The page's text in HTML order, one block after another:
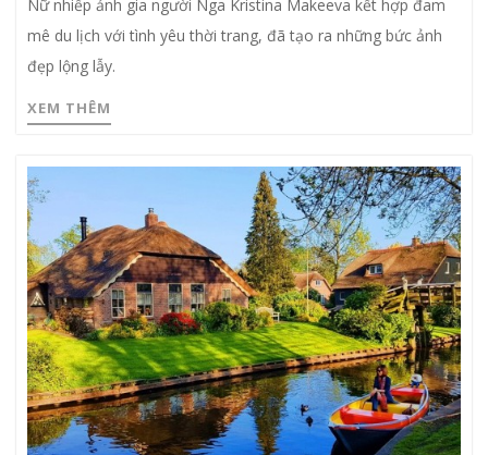
Nữ nhiếp ảnh gia người Nga Kristina Makeeva kết hợp đam
mê du lịch với tình yêu thời trang, đã tạo ra những bức ảnh
đẹp lộng lẫy.
XEM THÊM